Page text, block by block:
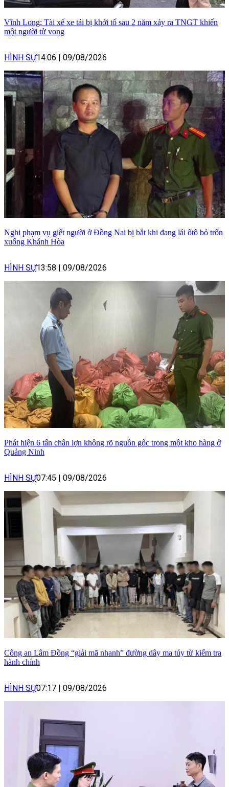
Vĩnh Long: Tài xế xe tải bị khởi tố sau 2 năm xảy ra TNGT khiến
một người tử vong
HÌNH SỰ14:06 09/08/2026
Nghi phạm vụ giết người ở Đồng Nai bị bắt khi đang lái ôtô bỏ trốn
xuống Khánh Hòa
HÌNH SỰ13:58 09/08/2026
Phát hiện 6 tấn chân lợn không rõ nguồn gốc trong một kho hàng ở
Quảng Ninh
HÌNH SỰ07:45 09/08/2026
Công an Lâm Đồng “giải mã nhanh” đường dây ma túy từ kiểm tra
hành chính
HÌNH SỰ07:17 09/08/2026